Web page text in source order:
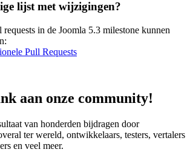
lijst met wijzigingen?
in de Joomla 5.3 milestone kunnen
Pull Requests
aan onze community!
van honderden bijdragen door
ter wereld, ontwikkelaars, testers, vertalers
en veel meer.